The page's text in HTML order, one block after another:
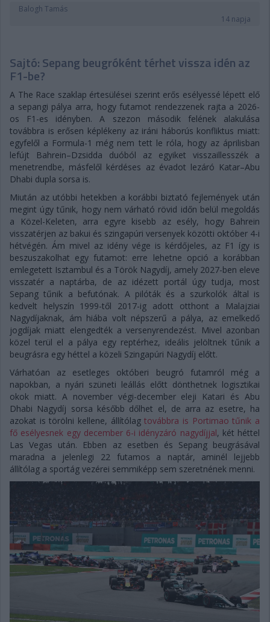
Balogh Tamás
14 napja
Sajtó: Sepang beugróként térhet vissza idén az
F1-be?
A The Race szaklap értesülései szerint erős esélyessé lépett elő
a sepangi pálya arra, hogy futamot rendezzenek rajta a 2026-
os F1-es idényben. A szezon második felének alakulása
továbbra is erősen képlékeny az iráni háborús konfliktus miatt:
egyfelől a Formula-1 még nem tett le róla, hogy az áprilisban
lefújt Bahrein–Dzsidda duóból az egyiket visszaillesszék a
menetrendbe, másfelől kérdéses az évadot lezáró Katar–Abu
Dhabi dupla sorsa is.
Miután az utóbbi hetekben a korábbi biztató fejlemények után
megint úgy tűnik, hogy nem várható rövid időn belül megoldás
a Közel-Keleten, arra egyre kisebb az esély, hogy Bahrein
visszatérjen az bakui és szingapúri versenyek közötti október 4-i
hétvégén. Ám mivel az idény vége is kérdőjeles, az F1 így is
beszuszakolhat egy futamot: erre lehetne opció a korábban
emlegetett Isztambul és a Török Nagydíj, amely 2027-ben eleve
visszatér a naptárba, de az idézett portál úgy tudja, most
Sepang tűnik a befutónak. A pilóták és a szurkolók által is
kedvelt helyszín 1999-től 2017-ig adott otthont a Malajziai
Nagydíjaknak, ám hiába volt népszerű a pálya, az emelkedő
jogdíjak miatt elengedték a versenyrendezést. Mivel azonban
közel terül el a pálya egy reptérhez, ideális jelöltnek tűnik a
beugrásra egy héttel a közeli Szingapúri Nagydíj előtt.
Várhatóan az esetleges októberi beugró futamról még a
napokban, a nyári szüneti leállás előtt dönthetnek logisztikai
okok miatt. A november végi-december eleji Katari és Abu
Dhabi Nagydíj sorsa később dőlhet el, de arra az esetre, ha
azokat is törölni kellene, állítólagtovábbra is Portimao tűnik a
fő esélyesnek egy december 6-i idényzáró nagydíjjal, két héttel
Las Vegas után. Ebben az esetben és Sepang beugrásával
maradna a jelenlegi 22 futamos a naptár, aminél lejjebb
állítólag a sportág vezérei semmiképp sem szeretnének menni.